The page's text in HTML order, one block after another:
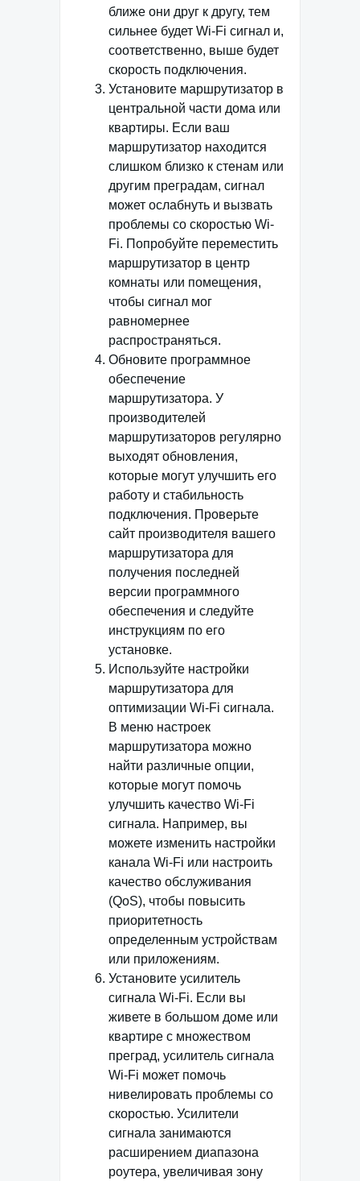
ближе они друг к другу, тем
сильнее будет Wi-Fi сигнал и,
соответственно, выше будет
скорость подключения.
Установите маршрутизатор в
центральной части дома или
квартиры. Если ваш
маршрутизатор находится
слишком близко к стенам или
другим преградам, сигнал
может ослабнуть и вызвать
проблемы со скоростью Wi-
Fi. Попробуйте переместить
маршрутизатор в центр
комнаты или помещения,
чтобы сигнал мог
равномернее
распространяться.
Обновите программное
обеспечение
маршрутизатора. У
производителей
маршрутизаторов регулярно
выходят обновления,
которые могут улучшить его
работу и стабильность
подключения. Проверьте
сайт производителя вашего
маршрутизатора для
получения последней
версии программного
обеспечения и следуйте
инструкциям по его
установке.
Используйте настройки
маршрутизатора для
оптимизации Wi-Fi сигнала.
В меню настроек
маршрутизатора можно
найти различные опции,
которые могут помочь
улучшить качество Wi-Fi
сигнала. Например, вы
можете изменить настройки
канала Wi-Fi или настроить
качество обслуживания
(QoS), чтобы повысить
приоритетность
определенным устройствам
или приложениям.
Установите усилитель
сигнала Wi-Fi. Если вы
живете в большом доме или
квартире с множеством
преград, усилитель сигнала
Wi-Fi может помочь
нивелировать проблемы со
скоростью. Усилители
сигнала занимаются
расширением диапазона
роутера, увеличивая зону